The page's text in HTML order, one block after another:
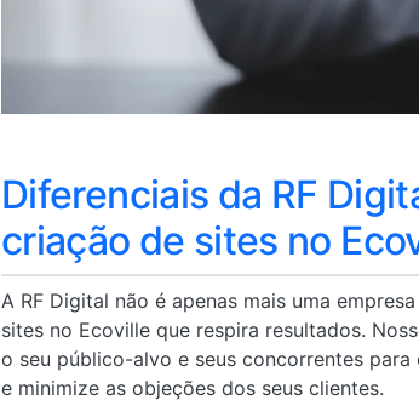
Diferenciais da RF
criação de sites no
A RF Digital não é apenas mais uma
sites no Ecoville que respira resultados.
o seu público-alvo e seus concorrentes
e minimize as objeções dos seus clientes.